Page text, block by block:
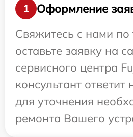
1
Оформление
Свяжитесь с нами
оставьте заявку на
сервисного центра
консультант
для уточнения
ремонта Вашего